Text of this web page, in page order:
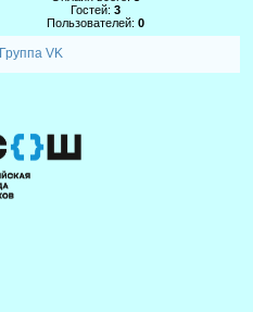
Гостей: 3
Пользователей: 0
Группа VK